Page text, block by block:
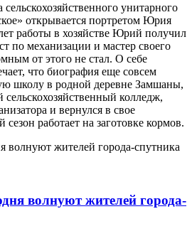
унитарного
открывается портретом Юрия
работы в хозяйстве Юрий получил
по механизации и мастер своего
от этого не стал. О себе
что биография еще совсем
школу в родной деревне Замшаны,
колледж,
и вернулся в свое
работает на заготовке кормов.
волнуют жителей города-